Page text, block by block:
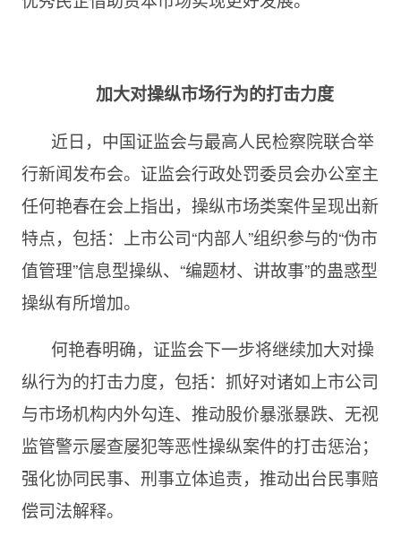
加大对操纵市场行为的打击力度
近日，中国证监会与最高人民检察院联合举
行新闻发布会。证监会行政处罚委员会办公室主
任何艳春在会上指出，操纵市场类案件呈现出新
特点，包括：上市公司“内部人”组织参与的“伪市
值管理”信息型操纵、“编题材、讲故事”的蛊惑型
操纵有所增加。
何艳春明确，证监会下一步将继续加大对操
纵行为的打击力度，包括：抓好对诸如上市公司
与市场机构内外勾连、推动股价暴涨暴跌、无视
监管警示屡查屡犯等恶性操纵案件的打击惩治；
强化协同民事、刑事立体追责，推动出台民事赔
偿司法解释。